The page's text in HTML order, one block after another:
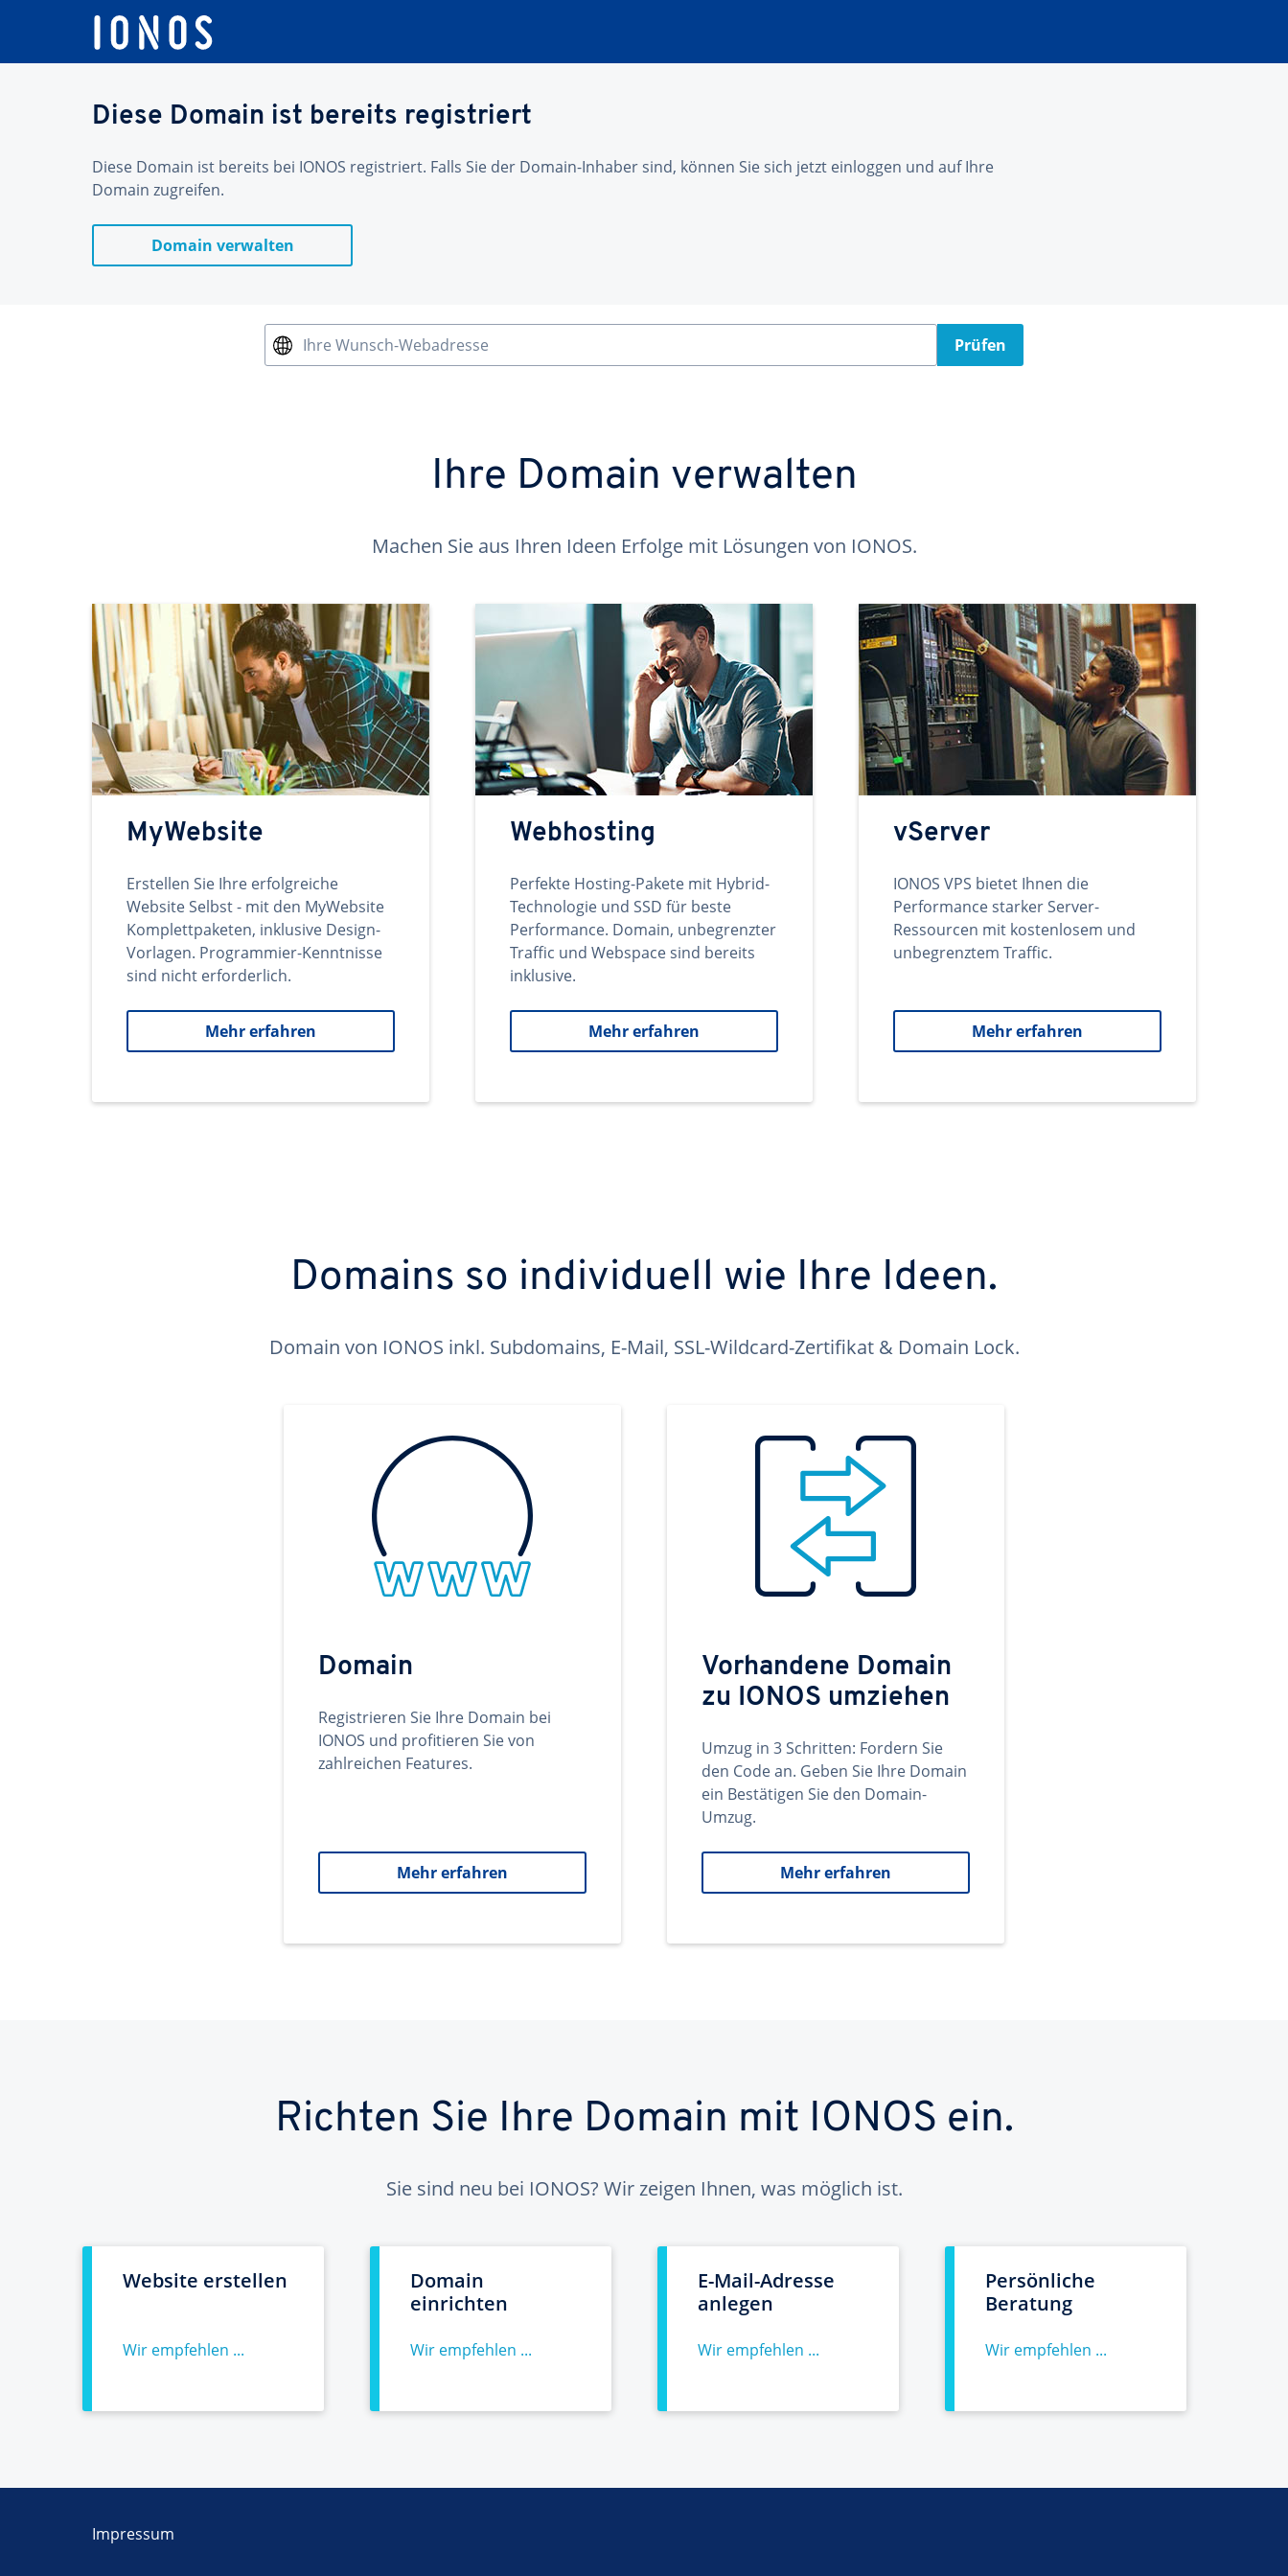
Diese Domain ist bereits registriert
Diese Domain ist bereits bei IONOS registriert. Falls Sie der Domain-Inhaber sind, können Sie sich jetzt einloggen und auf Ihre
Domain zugreifen.
Domain verwalten
Ihre Wunsch-Webadresse Prüfen
Ihre Domain verwalten
Machen Sie aus Ihren Ideen Erfolge mit Lösungen von IONOS.
MyWebsite
Erstellen Sie Ihre erfolgreiche
Website Selbst - mit den MyWebsite
Komplettpaketen, inklusive Design-
Vorlagen. Programmier-Kenntnisse
sind nicht erforderlich.
Mehr erfahren
Webhosting
Perfekte Hosting-Pakete mit Hybrid-
Technologie und SSD für beste
Performance. Domain, unbegrenzter
Traffic und Webspace sind bereits
inklusive.
Mehr erfahren
vServer
IONOS VPS bietet Ihnen die
Performance starker Server-
Ressourcen mit kostenlosem und
unbegrenztem Traffic.
Mehr erfahren
Domains so individuell wie Ihre Ideen.
Domain von IONOS inkl. Subdomains, E-Mail, SSL-Wildcard-Zertifikat & Domain Lock.
Domain
Registrieren Sie Ihre Domain bei
IONOS und profitieren Sie von
zahlreichen Features.
Mehr erfahren
Vorhandene Domain
zu IONOS umziehen
Umzug in 3 Schritten: Fordern Sie
den Code an. Geben Sie Ihre Domain
ein Bestätigen Sie den Domain-
Umzug.
Mehr erfahren
Richten Sie Ihre Domain mit IONOS ein.
Sie sind neu bei IONOS? Wir zeigen Ihnen, was möglich ist.
Website erstellen
Wir empfehlen ...
Domain
einrichten
Wir empfehlen ...
E-Mail-Adresse
anlegen
Wir empfehlen ...
Persönliche
Beratung
Wir empfehlen ...
Impressum